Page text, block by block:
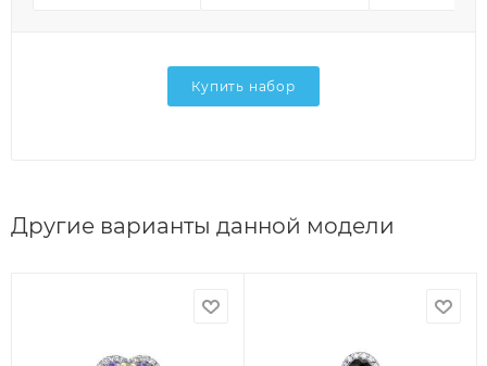
Купить набор
Другие варианты данной модели